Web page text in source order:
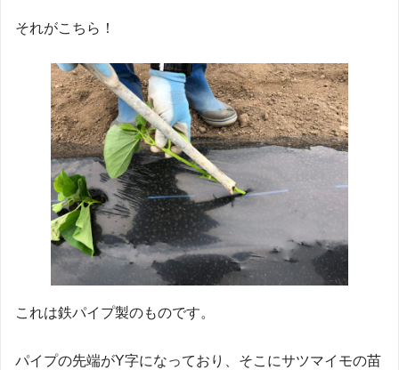
それがこちら！
これは鉄パイプ製のものです。
パイプの先端がY字になっており、そこにサツマイモの苗